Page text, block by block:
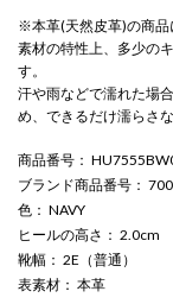
※本革(天然皮革)の商品
素材の特性上、多少の
す。
汗や雨などで濡れた場
め、できるだけ濡らさ
商品番号 ：
ブランド商品番号 ：
色 ： NAVY
ヒールの高さ ： 2.0cm
靴幅 ： 2E（普通）
表素材 ： 本革